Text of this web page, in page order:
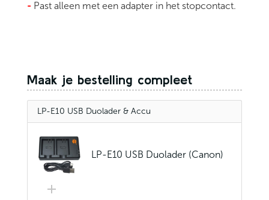
- Past alleen met een adapter in het stopcontact.
Maak je bestelling compleet
LP-E10 USB Duolader & Accu
LP-E10 USB Duolader (Canon)